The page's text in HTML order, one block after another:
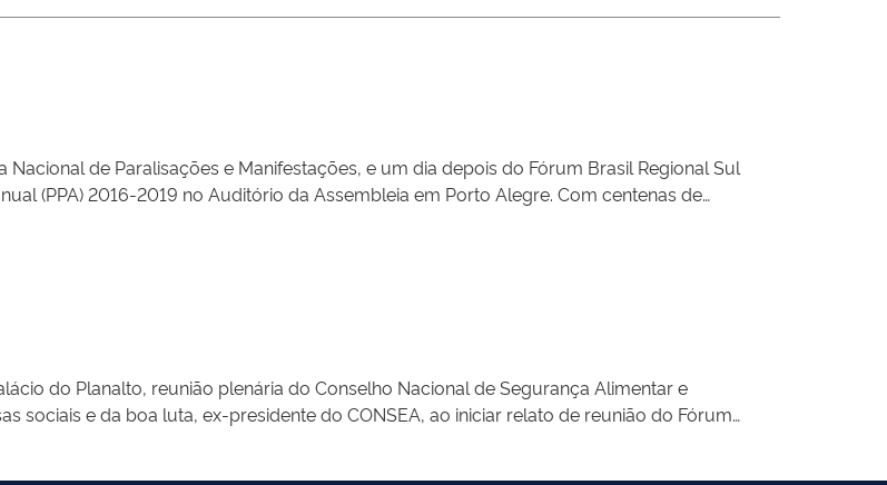
de Paralisações e Manifestações, e um dia depois do Fórum Brasil Regional Sul
(PPA) 2016-2019 no Auditório da Assembleia em Porto Alegre. Com centenas de
do Planalto, reunião plenária do Conselho Nacional de Segurança Alimentar e
sociais e da boa luta, ex-presidente do CONSEA, ao iniciar relato de reunião do Fórum